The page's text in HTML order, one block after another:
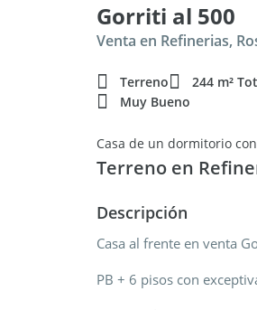
Gorriti al 500
Venta en Refinerias,
Terreno 244 m²
Muy Bueno
Casa de un dormitorio
Terreno en
Descripción
Casa al frente en venta
PB + 6 pisos con